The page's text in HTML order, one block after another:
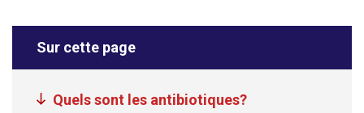
Sur cette page
Quels sont les antibiotiques?